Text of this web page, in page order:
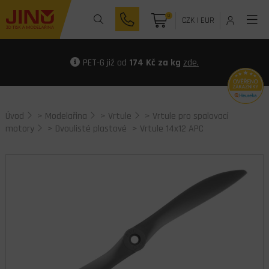
0 CZK| EUR
PET-G již od 174 Kč za kg zde.
Úvod > Modelařina > Vrtule > Vrtule pro spalovací
motory
> Dvoulisté plastové > Vrtule 14x12 APC